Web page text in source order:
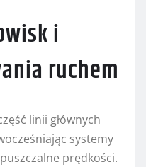
i
ruchem
linii głównych
systemy
prędkości.